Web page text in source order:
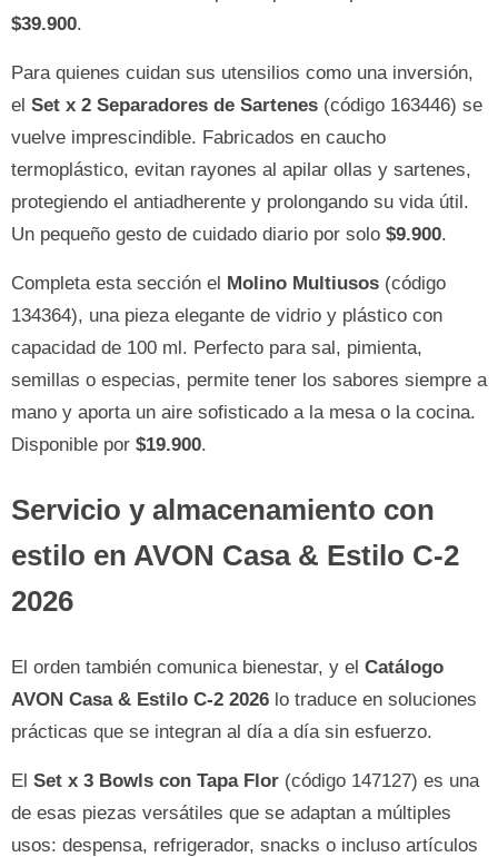
$39.900.
Para quienes cuidan sus utensilios como una inversión,
el Set x 2 Separadores de Sartenes (código 163446) se
vuelve imprescindible. Fabricados en caucho
termoplástico, evitan rayones al apilar ollas y sartenes,
protegiendo el antiadherente y prolongando su vida útil.
Un pequeño gesto de cuidado diario por solo $9.900.
Completa esta sección el Molino Multiusos (código
134364), una pieza elegante de vidrio y plástico con
capacidad de 100 ml. Perfecto para sal, pimienta,
semillas o especias, permite tener los sabores siempre a
mano y aporta un aire sofisticado a la mesa o la cocina.
Disponible por $19.900.
Servicio y almacenamiento con
estilo en AVON Casa & Estilo C-2
2026
El orden también comunica bienestar, y el Catálogo
AVON Casa & Estilo C-2 2026 lo traduce en soluciones
prácticas que se integran al día a día sin esfuerzo.
El Set x 3 Bowls con Tapa Flor (código 147127) es una
de esas piezas versátiles que se adaptan a múltiples
usos: despensa, refrigerador, snacks o incluso artículos